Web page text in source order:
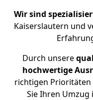
Wir sind
Kaiserslautern und
Durch unsere
hochwertige
richtigen Prioritäten
Sie Ihren